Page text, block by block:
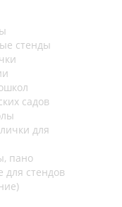
стенды
садов
для
пано
стендов